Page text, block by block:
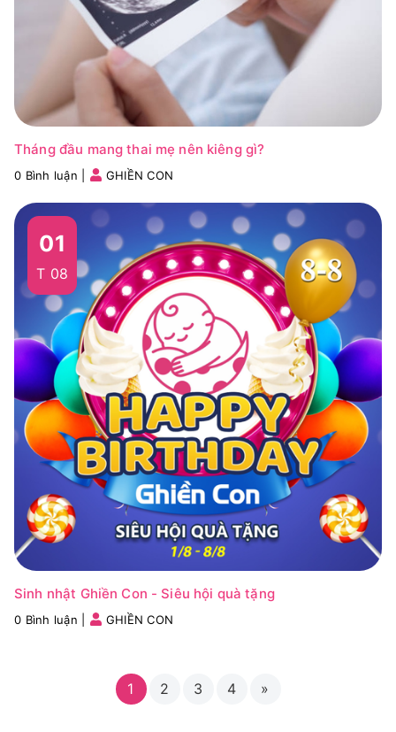
Tháng đầu mang thai mẹ nên kiêng gì?
0 Bình luận GHIỀN CON
01
T 08
Sinh nhật Ghiền Con - Siêu hội quà tặng
0 Bình luận GHIỀN CON
1 2 3 4 »